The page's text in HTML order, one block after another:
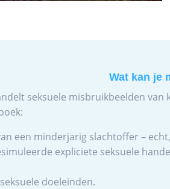
Wat kan je
seksuele misbruikbeelden
een minderjarig slachtoffer –
expliciete seksuele
doeleinden.